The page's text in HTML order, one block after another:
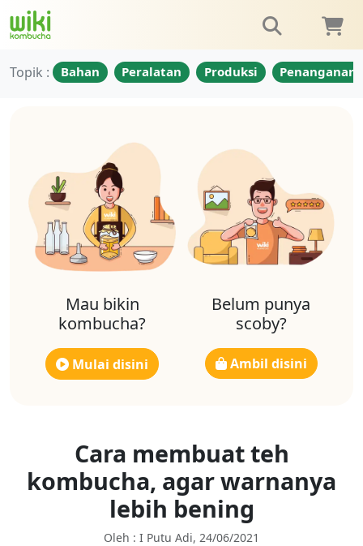
Topik : Bahan Peralatan Produksi Penanganan
Mau bikin
kombucha?
Mulai disini
Belum punya
scoby?
Ambil disini
Cara membuat teh
kombucha, agar warnanya
lebih bening
Oleh : I Putu Adi, 24/06/2021